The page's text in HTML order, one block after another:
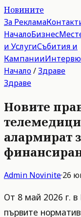
Новините
За Реклама
НачалоБизнес
и УслугиСъбития и
Кампании
Начало/Здраве
Здраве
Новите
алармират
Admin Novinite·26
От 8 май 2026 г. в
първите